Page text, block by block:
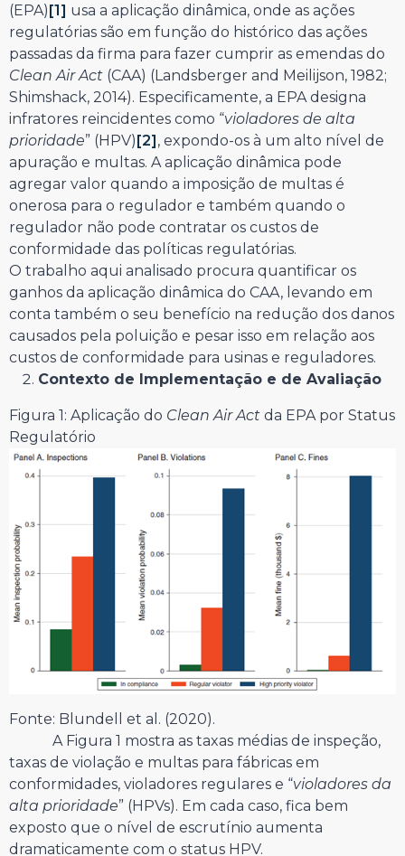
(EPA)[1] usa a aplicação dinâmica, onde as ações
regulatórias são em função do histórico das ações
passadas da firma para fazer cumprir as emendas do
Clean Air Act (CAA) (Landsberger and Meilijson, 1982;
Shimshack, 2014). Especificamente, a EPA designa
infratores reincidentes como “violadores de alta
prioridade” (HPV)[2], expondo-os à um alto nível de
apuração e multas. A aplicação dinâmica pode
agregar valor quando a imposição de multas é
onerosa para o regulador e também quando o
regulador não pode contratar os custos de
conformidade das políticas regulatórias.
O trabalho aqui analisado procura quantificar os
ganhos da aplicação dinâmica do CAA, levando em
conta também o seu benefício na redução dos danos
causados pela poluição e pesar isso em relação aos
custos de conformidade para usinas e reguladores.
Contexto de Implementação e de Avaliação
Figura 1: Aplicação do Clean Air Act da EPA por Status
Regulatório
Fonte: Blundell et al. (2020).
A Figura 1 mostra as taxas médias de inspeção,
taxas de violação e multas para fábricas em
conformidades, violadores regulares e “violadores da
alta prioridade” (HPVs). Em cada caso, fica bem
exposto que o nível de escrutínio aumenta
dramaticamente com o status HPV.